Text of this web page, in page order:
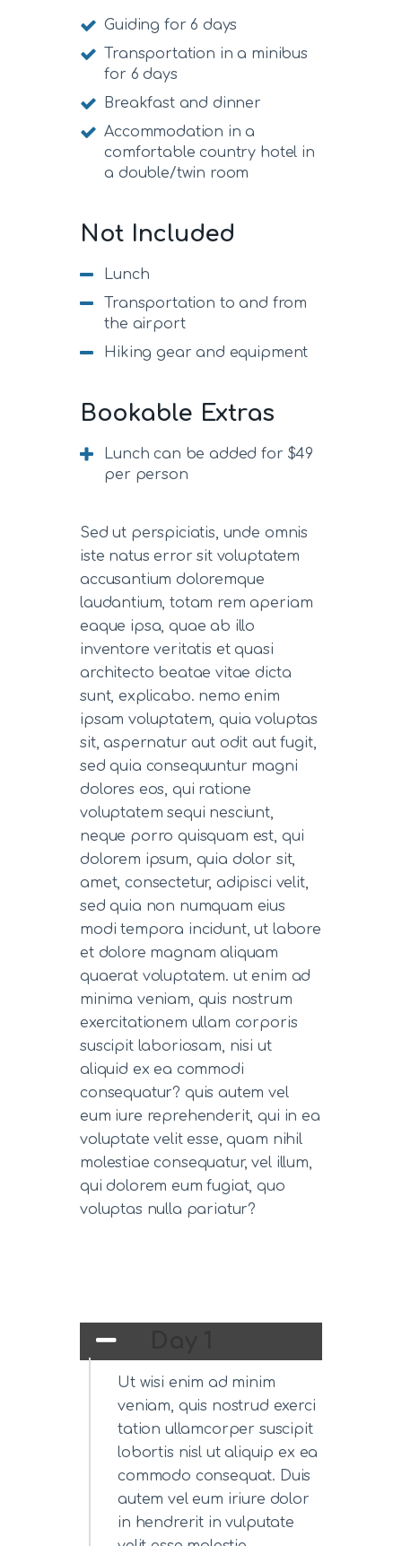
Guiding for 6 days
Transportation in a minibus
for 6 days
Breakfast and dinner
Accommodation in a
comfortable country hotel in
a double/twin room
Not Included
Lunch
Transportation to and from
the airport
Hiking gear and equipment
Bookable Extras
Lunch can be added for $49
per person
Sed ut perspiciatis, unde omnis
iste natus error sit voluptatem
accusantium doloremque
laudantium, totam rem aperiam
eaque ipsa, quae ab illo
inventore veritatis et quasi
architecto beatae vitae dicta
sunt, explicabo. nemo enim
ipsam voluptatem, quia voluptas
sit, aspernatur aut odit aut fugit,
sed quia consequuntur magni
dolores eos, qui ratione
voluptatem sequi nesciunt,
neque porro quisquam est, qui
dolorem ipsum, quia dolor sit,
amet, consectetur, adipisci velit,
sed quia non numquam eius
modi tempora incidunt, ut labore
et dolore magnam aliquam
quaerat voluptatem. ut enim ad
minima veniam, quis nostrum
exercitationem ullam corporis
suscipit laboriosam, nisi ut
aliquid ex ea commodi
consequatur? quis autem vel
eum iure reprehenderit, qui in ea
voluptate velit esse, quam nihil
molestiae consequatur, vel illum,
qui dolorem eum fugiat, quo
voluptas nulla pariatur?
Ut wisi enim ad minim
veniam, quis nostrud exerci
tation ullamcorper suscipit
lobortis nisl ut aliquip ex ea
commodo consequat. Duis
autem vel eum iriure dolor
in hendrerit in vulputate